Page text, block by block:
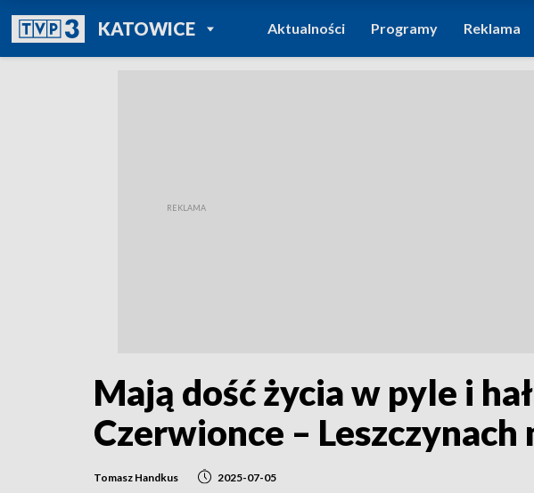
KATOWICEPOWRÓT DO
TVP REGIONY
Aktualności Programy Reklama
Mają dość życia w pyle i
Czerwionce –
Tomasz Handkus 2025-07-05